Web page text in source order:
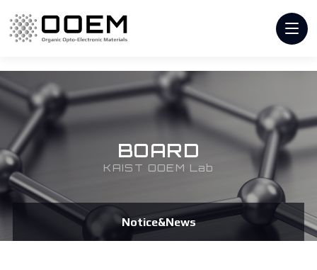
BOARD
KAIST OOEM Lab
Notice&News